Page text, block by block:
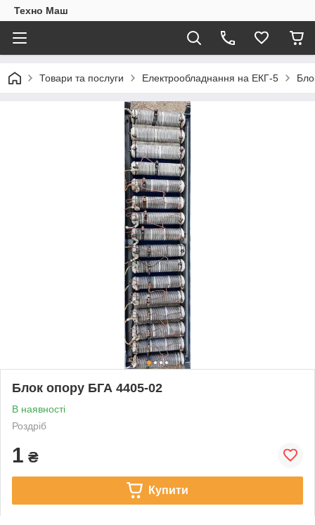
Техно Маш
Товари та послуги Електрообладнання на ЕКГ-5
Блок опору БГА 4405-02
В наявності
Роздріб
1 ₴
Купити